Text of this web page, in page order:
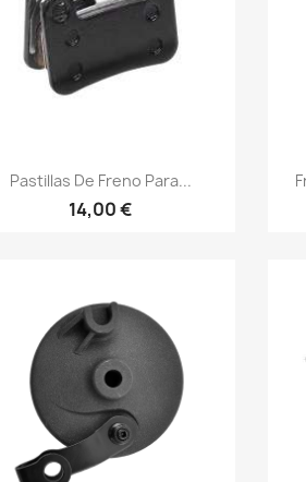
Vista rápida
Pastillas De Freno Para...
14,00 €